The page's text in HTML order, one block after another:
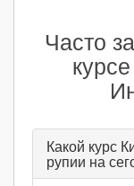
Часто
Какой курс
рупии на